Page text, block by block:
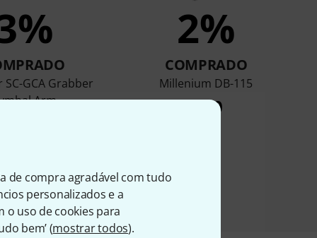
de compra agradável com tudo
personalizados e a
o uso de cookies para
bem’ (mostrar todos).
GCA Grabber
Arm
2%
COMPRADO
Millenium DB-115
€ 30